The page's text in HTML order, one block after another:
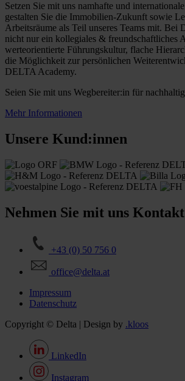
Setzen Sie mit uns namhafte und
gestalten Sie die Immobilien-Zukunft sowie
Arbeitsräume als Teil unseres Teams mit. Bei
nicht nur ein kollegiales & freundschaftliches
werteorientierte Führungskultur, flache
die Möglichkeit zur persönlichen
DELTA Academy.
Seien Sie mit uns Wegbereiter:in für
Mehr Informationen
Unsere Kund:innen
Nehmen Sie mit uns
+43 (0) 50 756 0
office@delta.at
Impressum
Datenschutz
Copyright © Delta | Design by .kloos
LinkedIn
Instagram